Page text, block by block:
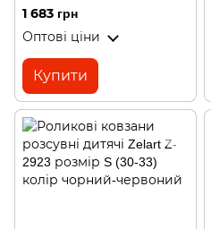
1 683 грн
Оптові ціни
Купити